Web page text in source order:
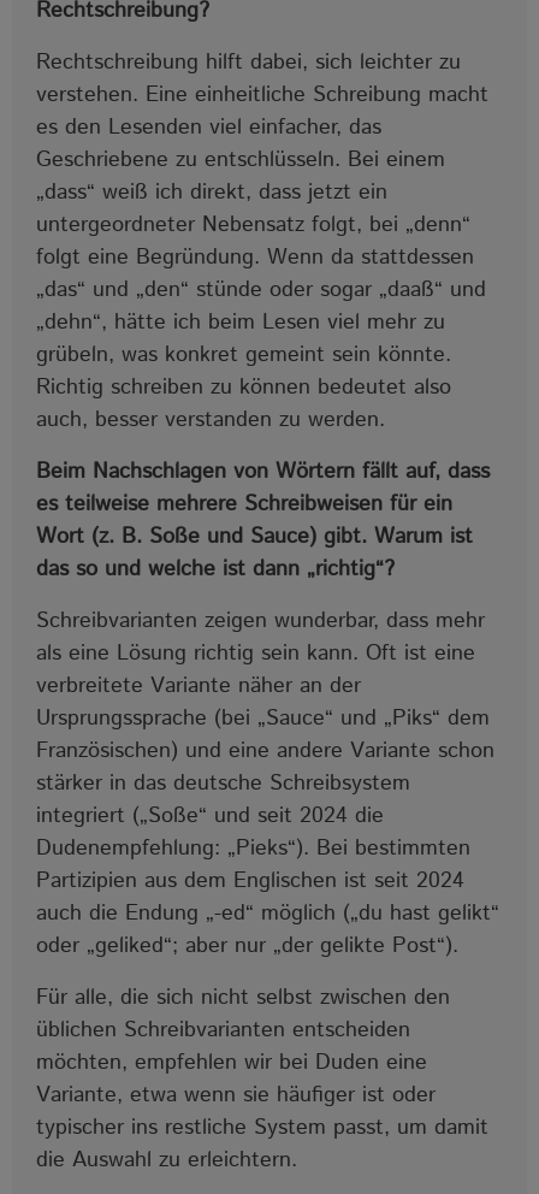
Rechtschreibung?
Rechtschreibung hilft dabei, sich leichter zu
verstehen. Eine einheitliche Schreibung macht
es den Lesenden viel einfacher, das
Geschriebene zu entschlüsseln. Bei einem
„dass“ weiß ich direkt, dass jetzt ein
untergeordneter Nebensatz folgt, bei „denn“
folgt eine Begründung. Wenn da stattdessen
„das“ und „den“ stünde oder sogar „daaß“ und
„dehn“, hätte ich beim Lesen viel mehr zu
grübeln, was konkret gemeint sein könnte.
Richtig schreiben zu können bedeutet also
auch, besser verstanden zu werden.
Beim Nachschlagen von Wörtern fällt auf, dass
es teilweise mehrere Schreibweisen für ein
Wort (z. B. Soße und Sauce) gibt. Warum ist
das so und welche ist dann „richtig“?
Schreibvarianten zeigen wunderbar, dass mehr
als eine Lösung richtig sein kann. Oft ist eine
verbreitete Variante näher an der
Ursprungssprache (bei „Sauce“ und „Piks“ dem
Französischen) und eine andere Variante schon
stärker in das deutsche Schreibsystem
integriert („Soße“ und seit 2024 die
Dudenempfehlung: „Pieks“). Bei bestimmten
Partizipien aus dem Englischen ist seit 2024
auch die Endung „-ed“ möglich („du hast gelikt“
oder „geliked“; aber nur „der gelikte Post“).
Für alle, die sich nicht selbst zwischen den
üblichen Schreibvarianten entscheiden
möchten, empfehlen wir bei Duden eine
Variante, etwa wenn sie häufiger ist oder
typischer ins restliche System passt, um damit
die Auswahl zu erleichtern.